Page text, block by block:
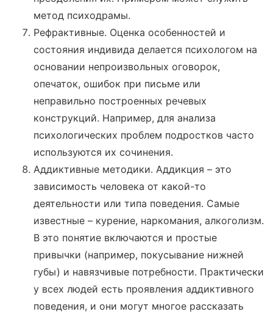
метод психодрамы.
Рефрактивные. Оценка особенностей и
состояния индивида делается психологом на
основании непроизвольных оговорок,
опечаток, ошибок при письме или
неправильно построенных речевых
конструкций. Например, для анализа
психологических проблем подростков часто
используются их сочинения.
Аддиктивные методики. Аддикция – это
зависимость человека от какой-то
деятельности или типа поведения. Самые
известные – курение, наркомания, алкоголизм.
В это понятие включаются и простые
привычки (например, покусывание нижней
губы) и навязчивые потребности. Практически
у всех людей есть проявления аддиктивного
поведения, и они могут многое рассказать